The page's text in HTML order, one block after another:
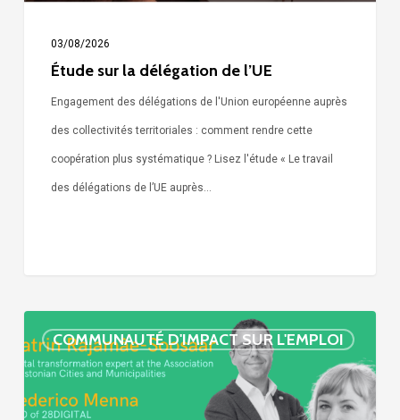
03/08/2026
Étude sur la délégation de l’UE
Engagement des délégations de l'Union européenne auprès
des collectivités territoriales : comment rendre cette
coopération plus systématique ? Lisez l'étude « Le travail
des délégations de l’UE auprès…
COMMUNAUTÉ D'IMPACT SUR L'EMPLOI
Simone »
épisode
: